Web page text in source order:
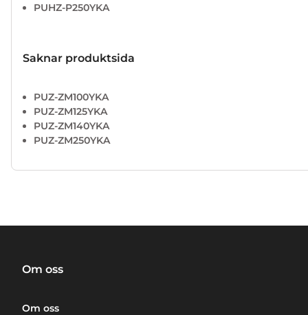
PUHZ-P250YKA
Saknar produktsida
PUZ-ZM100YKA
PUZ-ZM125YKA
PUZ-ZM140YKA
PUZ-ZM250YKA
Om oss
Om oss